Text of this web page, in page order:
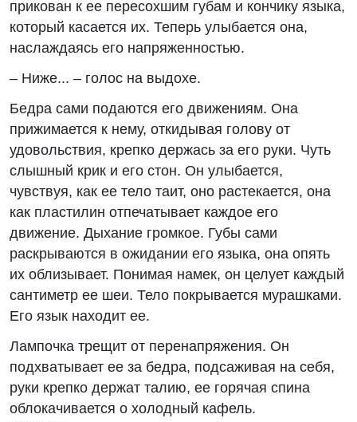
прикован к ее пересохшим губам и кончику языка,
который касается их. Теперь улыбается она,
наслаждаясь его напряженностью.
– Ниже... – голос на выдохе.
Бедра сами подаются его движениям. Она
прижимается к нему, откидывая голову от
удовольствия, крепко держась за его руки. Чуть
слышный крик и его стон. Он улыбается,
чувствуя, как ее тело таит, оно растекается, она
как пластилин отпечатывает каждое его
движение. Дыхание громкое. Губы сами
раскрываются в ожидании его языка, она опять
их облизывает. Понимая намек, он целует каждый
сантиметр ее шеи. Тело покрывается мурашками.
Его язык находит ее.
Лампочка трещит от перенапряжения. Он
подхватывает ее за бедра, подсаживая на себя,
руки крепко держат талию, ее горячая спина
облокачивается о холодный кафель.